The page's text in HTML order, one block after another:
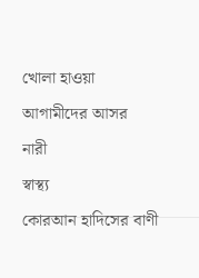
খোলা হাওয়া
আগামীদের আসর
নারী
স্বাস্থ্য
কোরআন হাদিসের বাণী